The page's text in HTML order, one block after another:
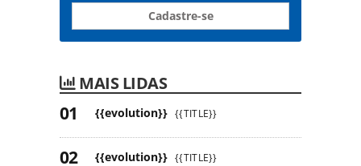
Cadastre-se
MAIS LIDAS
{{evolution}} {{TITLE}}
{{evolution}} {{TITLE}}